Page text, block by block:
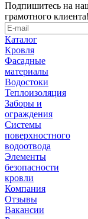
Подпишитесь на
грамотного клиента!
Каталог
Кровля
Фасадные
материалы
Водостоки
Теплоизоляция
Заборы и
ограждения
Системы
поверхностного
водоотвода
Элементы
безопасности
кровли
Компания
Отзывы
Вакансии